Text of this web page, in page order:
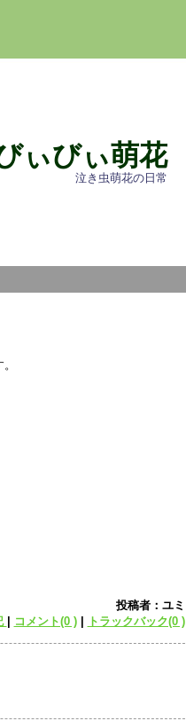
ぃびぃ萌花
泣き虫萌花の日常
投稿者：ユミ
コメント(0 )| トラックバック(0 )